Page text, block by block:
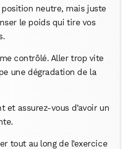
neutre, mais juste
le poids qui tire vos
contrôlé. Aller trop vite
une dégradation de la
et assurez-vous d’avoir un
tout au long de l’exercice